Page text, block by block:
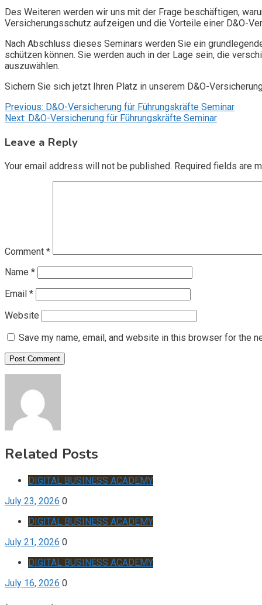
Des Weiteren werden wir uns mit der Frage beschäftigen,
Versicherungsschutz aufzeigen und die Vorteile einer D&O-
Nach Abschluss dieses Seminars werden Sie ein
schützen können. Sie werden auch in der Lage sein, die
auszuwählen.
Sichern Sie sich jetzt Ihren Platz in unserem D&O-
Post
navigation
Previous: D&O-Versicherung für Führungskräfte Seminar
Next: D&O-Versicherung für Führungskräfte Seminar
Leave a Reply
Your email address will not be published. Required fields are
Comment *
Name *
Email *
Website
Save my name, email, and website in this browser for the
Related Posts
DIGITAL BUSINESS ACADEMY
July 23, 2026 0
DIGITAL BUSINESS ACADEMY
July 21, 2026 0
DIGITAL BUSINESS ACADEMY
July 16, 2026 0